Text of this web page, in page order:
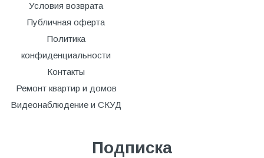
Условия возврата
Публичная оферта
Политика
конфиденциальности
Контакты
Ремонт квартир и домов
Видеонаблюдение и СКУД
Подписка